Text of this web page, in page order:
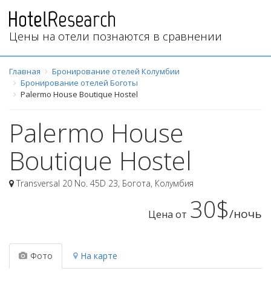
Цены на отели познаются в сравнении
Главная
Бронирование отелей Колумбии
Бронирование отелей Боготы
Palermo House Boutique Hostel
Palermo House
Boutique Hostel
Transversal 20 No. 45D 23, Богота, Колумбия
Цена от 30$/ночь
Фото На карте